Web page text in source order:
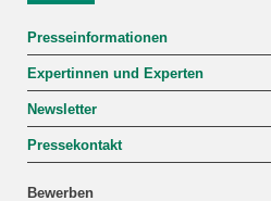
Presseinformationen
Expertinnen und Experten
Newsletter
Pressekontakt
Bewerben